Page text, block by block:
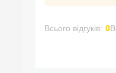
Всього відгуків: 0